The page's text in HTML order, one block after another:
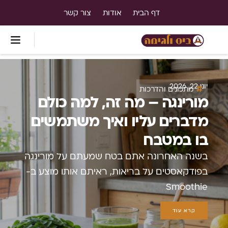
דף הבית אודות צור קשר
מתכונים והדרכות יוני 22, 2026
מורינגה – מה זה, למה כולם
מדברים עליו ואיך משתמשים
בו במטבח
בשנה האחרונה אתם בטח שמעתם על מורינגה
בפודקאסטים על בריאות, ראיתם אותו מוצע ב-
Smoothie
קרא עוד